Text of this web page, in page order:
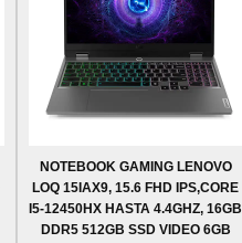
NOTEBOOK GAMING LENOVO
LOQ 15IAX9, 15.6 FHD IPS,CORE
I5-12450HX HASTA 4.4GHZ, 16GB
DDR5 512GB SSD VIDEO 6GB